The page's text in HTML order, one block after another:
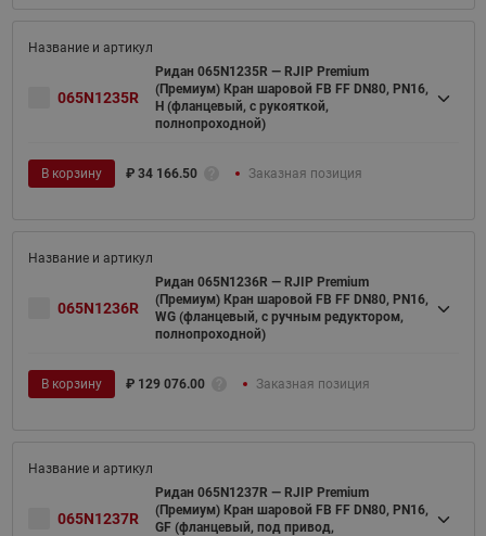
065N1235R
Ридан 065N1235R — RJIP Premium
(Премиум) Кран шаровой FB FF DN80, PN16,
H (фланцевый, с рукояткой,
полнопроходной)
В корзину ₽ 34 166.50 Заказная позиция
065N1236R
Ридан 065N1236R — RJIP Premium
(Премиум) Кран шаровой FB FF DN80, PN16,
WG (фланцевый, с ручным редуктором,
полнопроходной)
В корзину ₽ 129 076.00 Заказная позиция
065N1237R
Ридан 065N1237R — RJIP Premium
(Премиум) Кран шаровой FB FF DN80, PN16,
GF (фланцевый, под привод,